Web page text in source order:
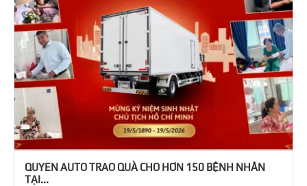
QUYEN AUTO TRAO QUÀ CHO HƠN 150 BỆNH NHÂN
TẠI...